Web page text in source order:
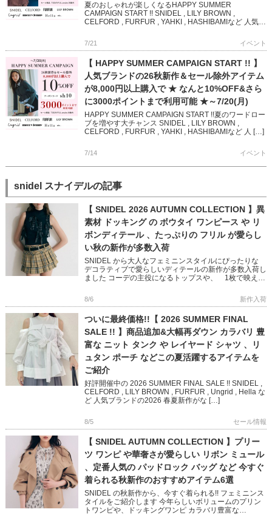
夏のおしゃれが楽しくなるHAPPY SUMMER
CAMPAIGN START !! SNIDEL , LILY BROWN ,
CELFORD , FURFUR , YAHKI , HASHIBAMIなど 人気ブ
7/21 イベント
【 HAPPY SUMMER CAMPAIGN START !! 】
人気ブランドの26秋新作＆セール除外アイテム
が8,000円以上購入で ★ なんと10%OFF&さら
に3000ポイントまで利用可能 ★～7/20(月)
HAPPY SUMMER CAMPAIGN START !!夏のワードロー
ブを増やす大チャンス SNIDEL , LILY BROWN ,
CELFORD , FURFUR , YAHKI , HASHIBAMIなど 人 […]
7/14 イベント
snidel スナイデルの記事
【 SNIDEL 2026 AUTUMN COLLECTION 】異
素材 ドッキング の ボウタイ ワンピース や リ
ボンディテール 、たっぷりの フリル が愛らし
い秋の新作が多数入荷
SNIDEL から大人なフェミニンスタイルにぴったりな
デコラティブで愛らしいディテールの新作が多数入荷し
ました コーデの主役になるトップスや、 1枚で映える
8/6 新作入荷
ついに最終価格!!【 2026 SUMMER FINAL
SALE !! 】商品追加&大幅再ダウン カラバリ 豊
富な ニット タンク や レイヤード シャツ 、リ
ュタン ポーチ などこの夏活躍するアイテムを
ご紹介
好評開催中の 2026 SUMMER FINAL SALE !! SNIDEL ,
CELFORD , LILY BROWN , FURFUR , Ungrid , Hella な
ど 人気ブランドの2026 春夏新作がな […]
8/5 セール情報
【 SNIDEL AUTUMN COLLECTION 】プリー
ツ ワンピ や華奢さが愛らしい リボン ミュール
、定番人気の パッドロック バッグ など 今すぐ
着られる秋新作のおすすめアイテム6選
SNIDEL の秋新作から、今すぐ着られる!! フェミニンス
タイルをご紹介します 今年らしいボリュームのプリン
トワンピや、ドッキングワンピ カラバリ豊富な